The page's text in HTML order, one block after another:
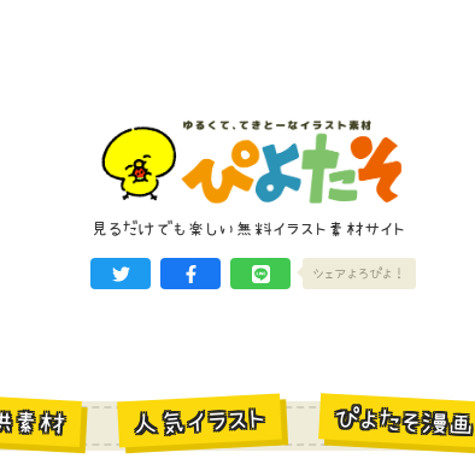
見るだけでも楽しい無料イラスト素材サイト
シェアよろぴよ！
素材 人気イラスト ぴよたそ漫画